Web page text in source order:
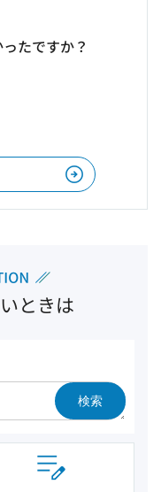
たですか？
ときは
検索